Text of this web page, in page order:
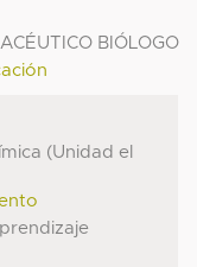
BIÓLOGO
(Unidad el